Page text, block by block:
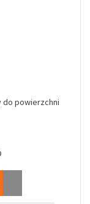
do powierzchni